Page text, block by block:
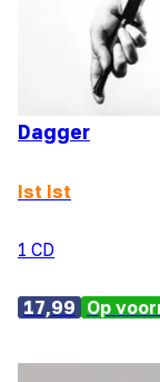
Dagger
Ist Ist
1 CD
17,99 Op